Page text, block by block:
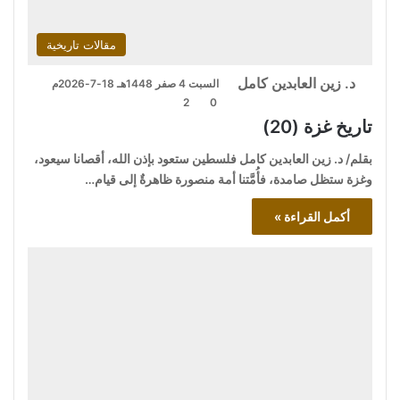
مقالات تاريخية
د. زين العابدين كامل
السبت 4 صفر 1448هـ 18-7-2026م
0
2
تاريخ غزة (20)
بقلم/ د. زين العابدين كامل فلسطين ستعود بإذن الله، أقصانا سيعود،
وغزة ستظل صامدة، فأُمَّتنا أمة منصورة ظاهرةٌ إلى قيام…
أكمل القراءة »